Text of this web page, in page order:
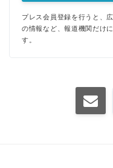
プレス会員登録を行うと、
の情報など、報道機関だけ
す。